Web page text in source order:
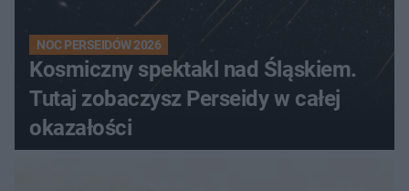
NOC PERSEIDÓW 2026
Kosmiczny spektakl nad Śląskiem.
Tutaj zobaczysz Perseidy w całej
okazałości